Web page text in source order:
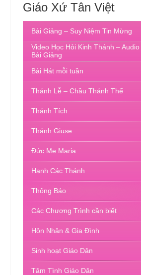
Giáo Xứ Tân Việt
Bài Giảng – Suy Niệm Tin Mừng
Video Học Hỏi Kinh Thánh – Audio
Bài Giảng
Bài Hát mỗi tuần
Thánh Lễ – Chầu Thánh Thể
Thánh Tích
Thánh Giuse
Đức Mẹ Maria
Hạnh Các Thánh
Thông Báo
Các Chương Trình cần biết
Hôn Nhân & Gia Đình
Sinh hoạt Giáo Dân
Tâm Tình Giáo Dân